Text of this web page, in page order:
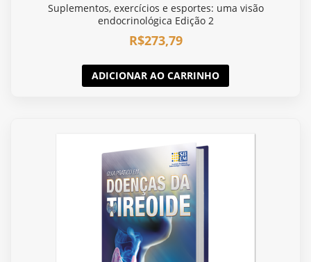
Suplementos, exercícios e esportes: uma visão
endocrinológica Edição 2
R$273,79
ADICIONAR AO CARRINHO